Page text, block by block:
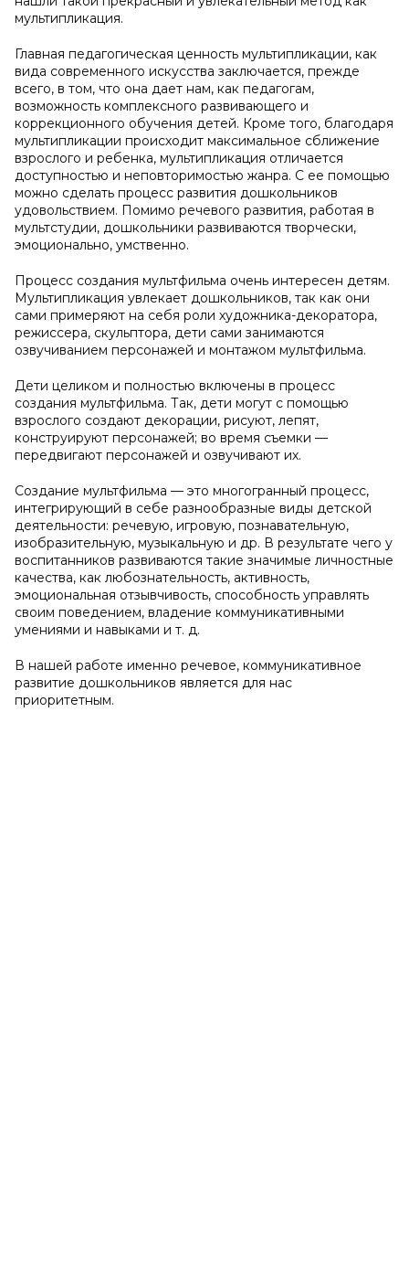
мультипликация.
Главная педагогическая ценность мультипликации, как
вида современного искусства заключается, прежде
всего, в том, что она дает нам, как педагогам,
возможность комплексного развивающего и
коррекционного обучения детей. Кроме того, благодаря
мультипликации происходит максимальное сближение
взрослого и ребенка, мультипликация отличается
доступностью и неповторимостью жанра. С ее помощью
можно сделать процесс развития дошкольников
удовольствием. Помимо речевого развития, работая в
мультстудии, дошкольники развиваются творчески,
эмоционально, умственно.
Процесс создания мультфильма очень интересен детям.
Мультипликация увлекает дошкольников, так как они
сами примеряют на себя роли художника-декоратора,
режиссера, скульптора, дети сами занимаются
озвучиванием персонажей и монтажом мультфильма.
Дети целиком и полностью включены в процесс
создания мультфильма. Так, дети могут с помощью
взрослого создают декорации, рисуют, лепят,
конструируют персонажей; во время съемки —
передвигают персонажей и озвучивают их.
Создание мультфильма — это многогранный процесс,
интегрирующий в себе разнообразные виды детской
деятельности: речевую, игровую, познавательную,
изобразительную, музыкальную и др. В результате чего у
воспитанников развиваются такие значимые личностные
качества, как любознательность, активность,
эмоциональная отзывчивость, способность управлять
своим поведением, владение коммуникативными
умениями и навыками и т. д.
В нашей работе именно речевое, коммуникативное
развитие дошкольников является для нас
приоритетным.